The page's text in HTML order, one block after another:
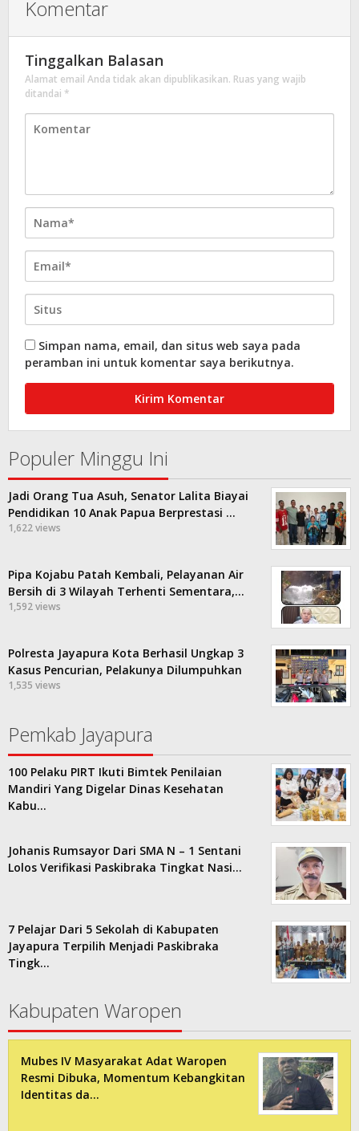
Komentar
Tinggalkan Balasan
Alamat email Anda tidak akan dipublikasikan. Ruas yang wajib
ditandai *
Simpan nama, email, dan situs web saya pada
peramban ini untuk komentar saya berikutnya.
Populer Minggu Ini
Jadi Orang Tua Asuh, Senator Lalita Biayai
Pendidikan 10 Anak Papua Berprestasi …
1,622 views
Pipa Kojabu Patah Kembali, Pelayanan Air
Bersih di 3 Wilayah Terhenti Sementara,…
1,592 views
Polresta Jayapura Kota Berhasil Ungkap 3
Kasus Pencurian, Pelakunya Dilumpuhkan
1,535 views
Pemkab Jayapura
100 Pelaku PIRT Ikuti Bimtek Penilaian
Mandiri Yang Digelar Dinas Kesehatan
Kabu…
Johanis Rumsayor Dari SMA N – 1 Sentani
Lolos Verifikasi Paskibraka Tingkat Nasi…
7 Pelajar Dari 5 Sekolah di Kabupaten
Jayapura Terpilih Menjadi Paskibraka
Tingk…
Kabupaten Waropen
Mubes IV Masyarakat Adat Waropen
Resmi Dibuka, Momentum Kebangkitan
Identitas da…